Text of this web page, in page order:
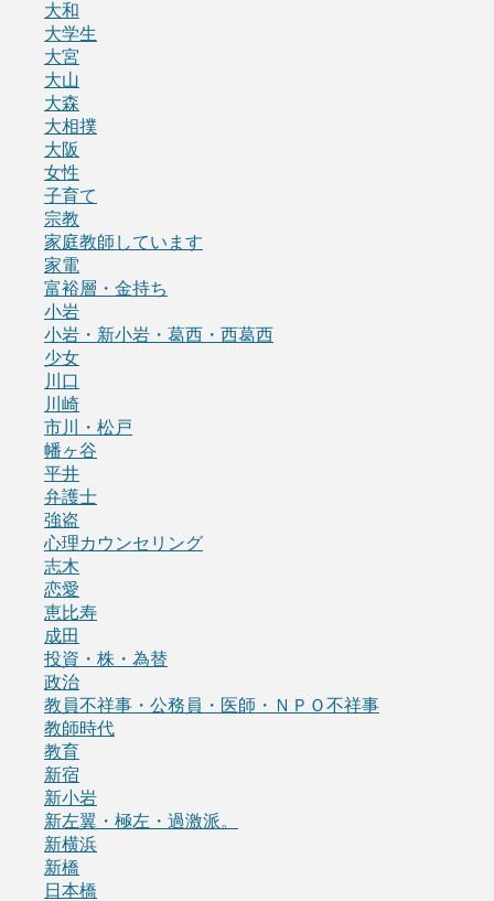
大和
大学生
大宮
大山
大森
大相撲
大阪
女性
子育て
宗教
家庭教師しています
家電
富裕層・金持ち
小岩
小岩・新小岩・葛西・西葛西
少女
川口
川崎
市川・松戸
幡ヶ谷
平井
弁護士
強盗
心理カウンセリング
志木
恋愛
恵比寿
成田
投資・株・為替
政治
教員不祥事・公務員・医師・ＮＰＯ不祥事
教師時代
教育
新宿
新小岩
新左翼・極左・過激派。
新横浜
新橋
日本橋